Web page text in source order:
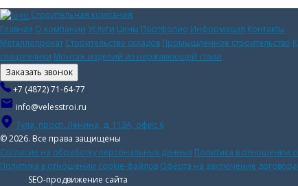
Строительная компания
Главная О компании Услуги Цены Портфолио Информация Контакты
Металлопрокат Строительство складов Промышленное строительство
спецтехники Монтаж изделий из нержавеющей стали
Заказать звонок
+7 (4872) 71-64-77
info@velesstroi.ru
Тула, просп. Ленина, д. 113А, офис 6
© 2026. Все права защищены
Согласие на обработку персональных данных Политика в отношении
Политика в отношении cookie-файлов Оферта на заключение
SEO-продвижение сайта